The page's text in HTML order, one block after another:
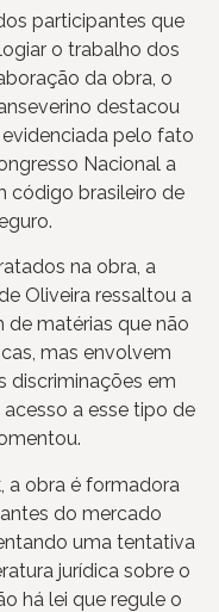
participantes que
o trabalho dos
da obra, o
destacou
pelo fato
Nacional a
código brasileiro de
na obra, a
Oliveira ressaltou a
matérias que não
mas envolvem
discriminações em
acesso a esse tipo de
a obra é formadora
do mercado
uma tentativa
jurídica sobre o
há lei que regule o